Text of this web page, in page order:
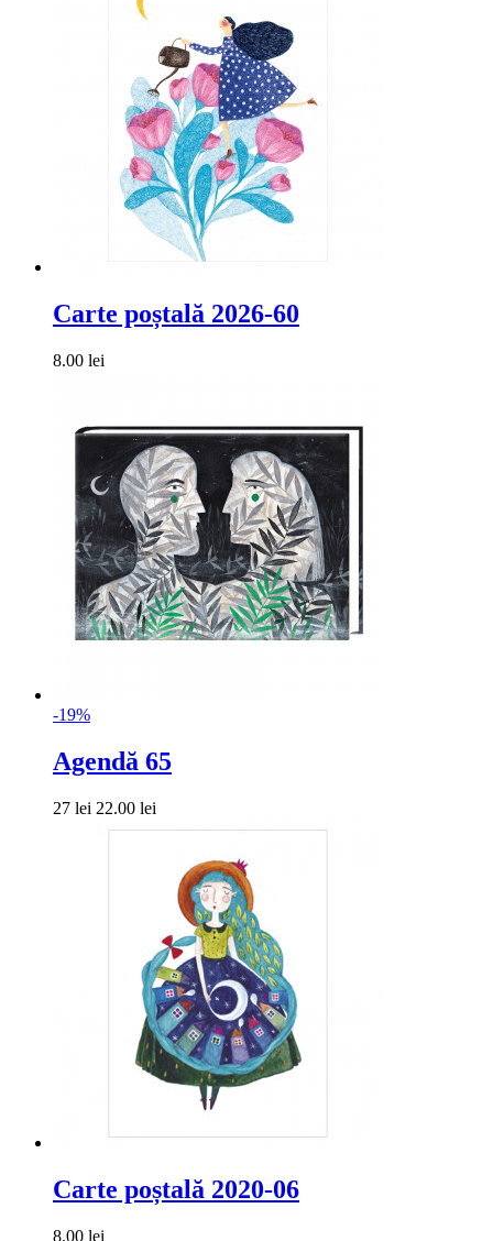
Carte poștală 2026-60
8.00 lei
-19%
Agendă 65
27 lei 22.00 lei
Carte poștală 2020-06
8.00 lei